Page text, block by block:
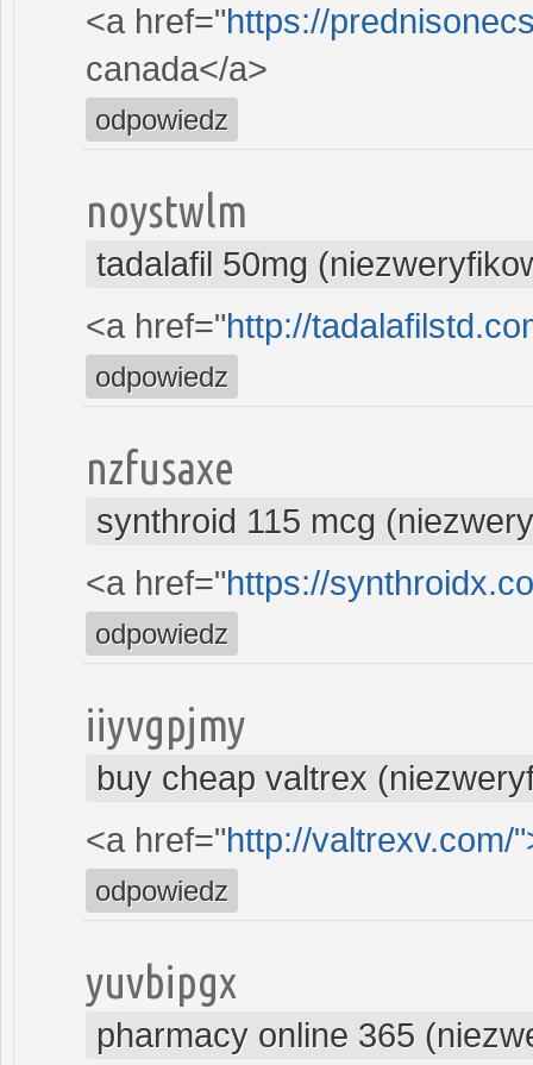
<a href="https://
canada</a>
odpowiedz
noystwlm
tadalafil 50mg
<a href="http://
odpowiedz
nzfusaxe
synthroid 115 mcg
<a href="https://
odpowiedz
iiyvgpjmy
buy cheap valtrex
<a href="http://valtrexv.com/
odpowiedz
yuvbipgx
pharmacy online 365